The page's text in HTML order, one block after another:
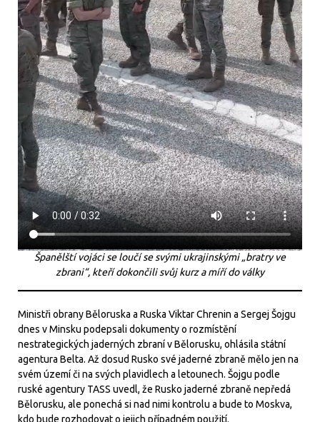
Španělští vojáci se loučí se svými ukrajinskými „bratry ve
zbrani“, kteří dokončili svůj kurz a míří do války
Ministři obrany Běloruska a Ruska Viktar Chrenin a Sergej Šojgu
dnes v Minsku podepsali dokumenty o rozmístění
nestrategických jaderných zbraní v Bělorusku, ohlásila státní
agentura Belta. Až dosud Rusko své jaderné zbraně mělo jen na
svém území či na svých plavidlech a letounech. Šojgu podle
ruské agentury TASS uvedl, že Rusko jaderné zbraně nepředá
Bělorusku, ale ponechá si nad nimi kontrolu a bude to Moskva,
kdo bude rozhodovat o jejich případném použití.